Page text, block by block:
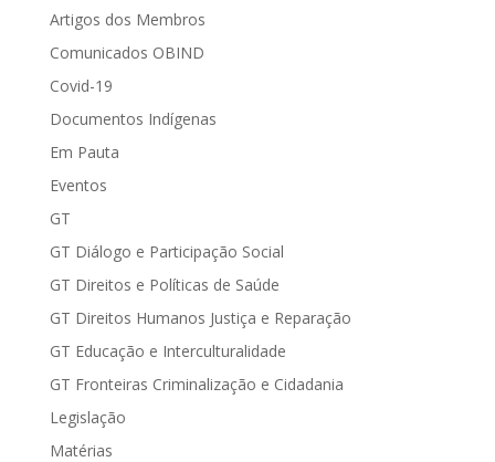
Artigos dos Membros
Comunicados OBIND
Covid-19
Documentos Indígenas
Em Pauta
Eventos
GT
GT Diálogo e Participação Social
GT Direitos e Políticas de Saúde
GT Direitos Humanos Justiça e Reparação
GT Educação e Interculturalidade
GT Fronteiras Criminalização e Cidadania
Legislação
Matérias